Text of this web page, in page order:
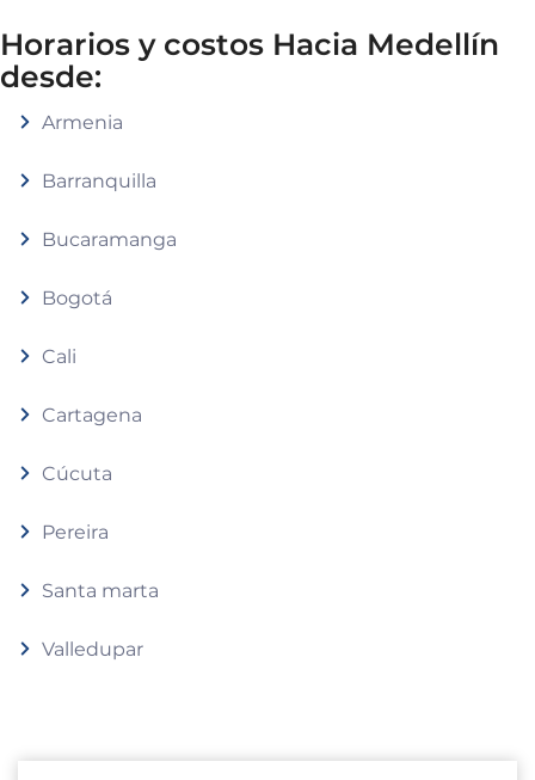
Horarios y costos Hacia Medellín
desde:
Armenia
Barranquilla
Bucaramanga
Bogotá
Cali
Cartagena
Cúcuta
Pereira
Santa marta
Valledupar